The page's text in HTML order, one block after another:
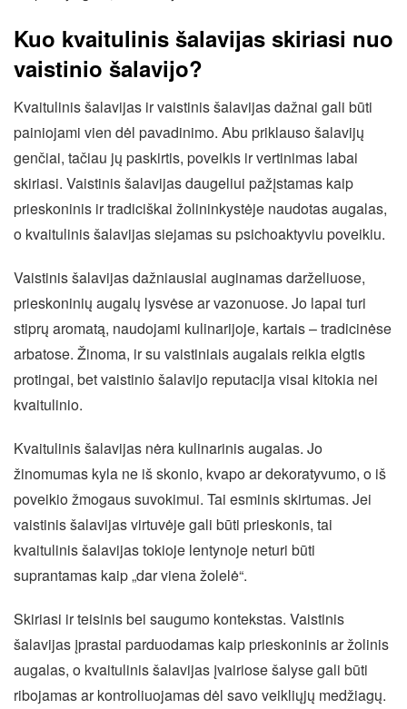
Kuo kvaitulinis šalavijas skiriasi nuo
vaistinio šalavijo?
Kvaitulinis šalavijas ir vaistinis šalavijas dažnai gali būti
painiojami vien dėl pavadinimo. Abu priklauso šalavijų
genčiai, tačiau jų paskirtis, poveikis ir vertinimas labai
skiriasi. Vaistinis šalavijas daugeliui pažįstamas kaip
prieskoninis ir tradiciškai žolininkystėje naudotas augalas,
o kvaitulinis šalavijas siejamas su psichoaktyviu poveikiu.
Vaistinis šalavijas dažniausiai auginamas darželiuose,
prieskoninių augalų lysvėse ar vazonuose. Jo lapai turi
stiprų aromatą, naudojami kulinarijoje, kartais – tradicinėse
arbatose. Žinoma, ir su vaistiniais augalais reikia elgtis
protingai, bet vaistinio šalavijo reputacija visai kitokia nei
kvaitulinio.
Kvaitulinis šalavijas nėra kulinarinis augalas. Jo
žinomumas kyla ne iš skonio, kvapo ar dekoratyvumo, o iš
poveikio žmogaus suvokimui. Tai esminis skirtumas. Jei
vaistinis šalavijas virtuvėje gali būti prieskonis, tai
kvaitulinis šalavijas tokioje lentynoje neturi būti
suprantamas kaip „dar viena žolelė“.
Skiriasi ir teisinis bei saugumo kontekstas. Vaistinis
šalavijas įprastai parduodamas kaip prieskoninis ar žolinis
augalas, o kvaitulinis šalavijas įvairiose šalyse gali būti
ribojamas ar kontroliuojamas dėl savo veikliųjų medžiagų.